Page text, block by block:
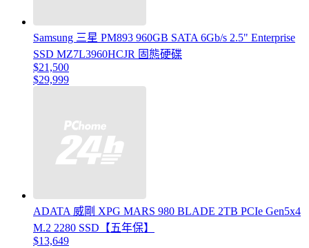
Samsung 三星 PM893 960GB SATA 6Gb/s 2.5" Enterprise
SSD MZ7L3960HCJR 固態硬碟
$21,500
$29,999
ADATA 威剛 XPG MARS 980 BLADE 2TB PCIe Gen5x4
M.2 2280 SSD【五年保】
$13,649